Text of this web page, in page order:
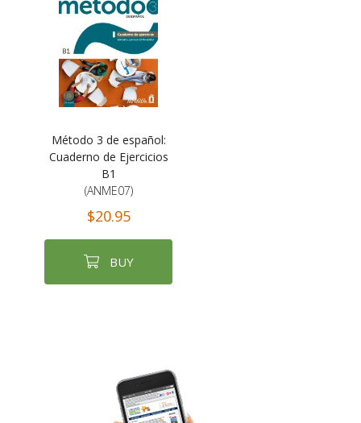
Método 3 de español:
Cuaderno de Ejercicios
B1
(ANME07)
$20.95
BUY